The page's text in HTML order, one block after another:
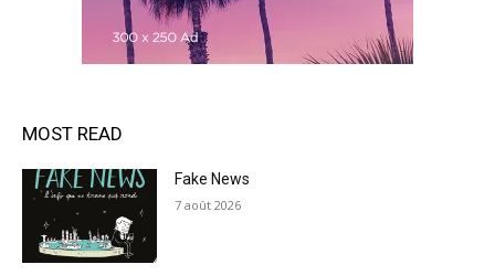
MOST READ
Fake News
7 août 2026